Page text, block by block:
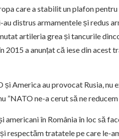
care a stabilit un plafon
distrus armamentele și redus
artileria grea și tancurile
2015 a anunțat că iese din
America au provocat Rusia, nu
”NATO ne-a cerut să ne
americani în România în loc să
respectăm tratatele pe care le-